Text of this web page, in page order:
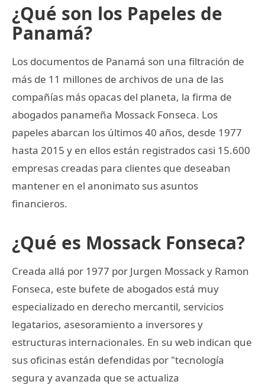
¿Qué son los Papeles de
Panamá?
Los documentos de Panamá son una filtración de
más de 11 millones de archivos de una de las
compañías más opacas del planeta, la firma de
abogados panameña Mossack Fonseca. Los
papeles abarcan los últimos 40 años, desde 1977
hasta 2015 y en ellos están registrados casi 15.600
empresas creadas para clientes que deseaban
mantener en el anonimato sus asuntos
financieros.
¿Qué es Mossack Fonseca?
Creada allá por 1977 por Jurgen Mossack y Ramon
Fonseca, este bufete de abogados está muy
especializado en derecho mercantil, servicios
legatarios, asesoramiento a inversores y
estructuras internacionales. En su web indican que
sus oficinas están defendidas por "tecnología
segura y avanzada que se actualiza